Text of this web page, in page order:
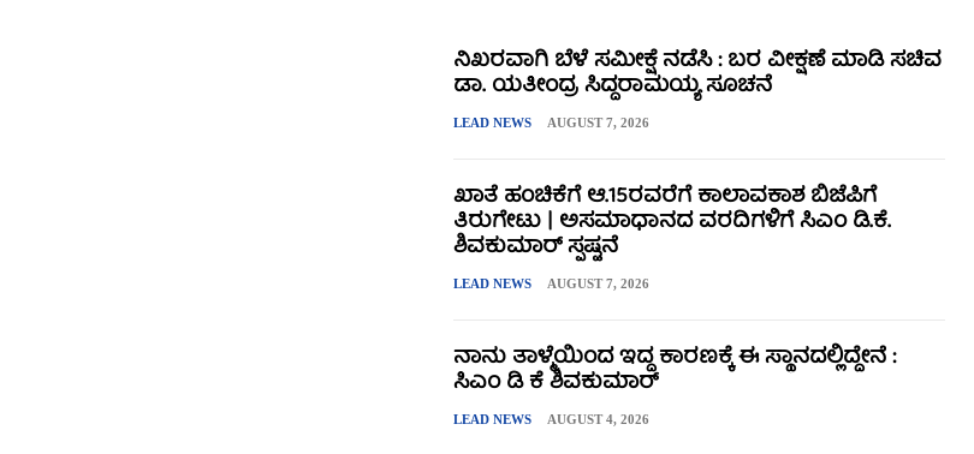
ನಿಖರವಾಗಿ ಬೆಳೆ ಸಮೀಕ್ಷೆ ನಡೆಸಿ : ಬರ ವೀಕ್ಷಣೆ ಮಾಡಿ ಸಚಿವ
ಡಾ. ಯತೀಂದ್ರ ಸಿದ್ದರಾಮಯ್ಯ ಸೂಚನೆ
LEAD NEWS AUGUST 7, 2026
ಖಾತೆ ಹಂಚಿಕೆಗೆ ಆ.15ರವರೆಗೆ ಕಾಲಾವಕಾಶ ಬಿಜೆಪಿಗೆ
ತಿರುಗೇಟು | ಅಸಮಾಧಾನದ ವರದಿಗಳಿಗೆ ಸಿಎಂ ಡಿ.ಕೆ.
ಶಿವಕುಮಾರ್ ಸ್ಪಷ್ಟನೆ
LEAD NEWS AUGUST 7, 2026
ನಾನು ತಾಳ್ಮೆಯಿಂದ ಇದ್ದ ಕಾರಣಕ್ಕೆ ಈ ಸ್ಥಾನದಲ್ಲಿದ್ದೇನೆ :
ಸಿಎಂ ಡಿ ಕೆ ಶಿವಕುಮಾರ್
LEAD NEWS AUGUST 4, 2026